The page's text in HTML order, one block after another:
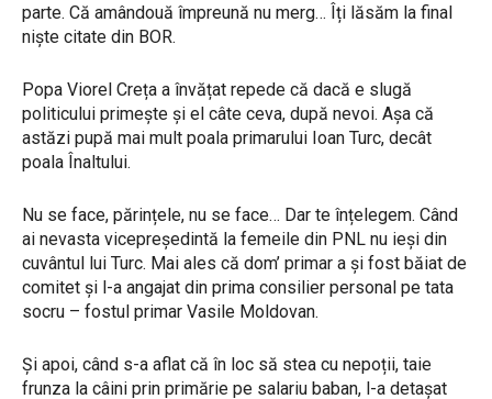
parte. Că amândouă împreună nu merg… Îți lăsăm la final
niște citate din BOR.
Popa Viorel Creța a învățat repede că dacă e slugă
politicului primește și el câte ceva, după nevoi. Așa că
astăzi pupă mai mult poala primarului Ioan Turc, decât
poala Înaltului.
Nu se face, părințele, nu se face… Dar te înțelegem. Când
ai nevasta vicepreședintă la femeile din PNL nu ieși din
cuvântul lui Turc. Mai ales că dom’ primar a și fost băiat de
comitet și l-a angajat din prima consilier personal pe tata
socru – fostul primar Vasile Moldovan.
Și apoi, când s-a aflat că în loc să stea cu nepoții, taie
frunza la câini prin primărie pe salariu baban, l-a detașat